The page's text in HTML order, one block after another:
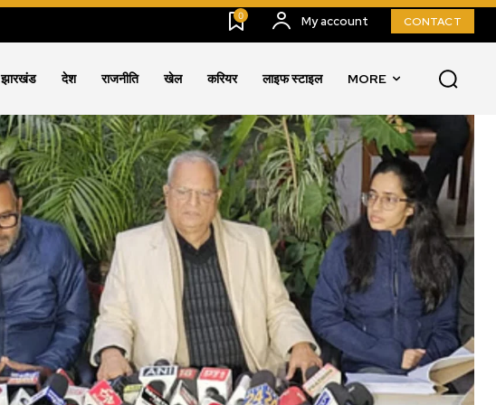
0 My account CONTACT
झारखंड देश राजनीति खेल करियर लाइफ स्टाइल MORE